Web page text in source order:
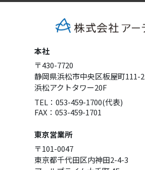
本社
〒430-7720
静岡県浜松市中央区板屋町111-2
浜松アクトタワー20F
TEL：053-459-1700(代表)
FAX：053-459-1701
東京営業所
〒101-0047
東京都千代田区内神田2-4-3